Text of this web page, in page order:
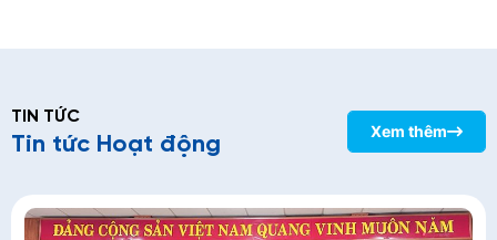
TIN TỨC
Tin tức Hoạt động
Xem thêm